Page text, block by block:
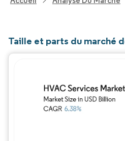
Taille et parts du marché